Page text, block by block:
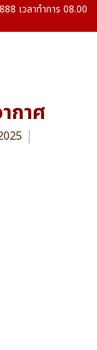
เวลาทำการ 08.00
กาศ